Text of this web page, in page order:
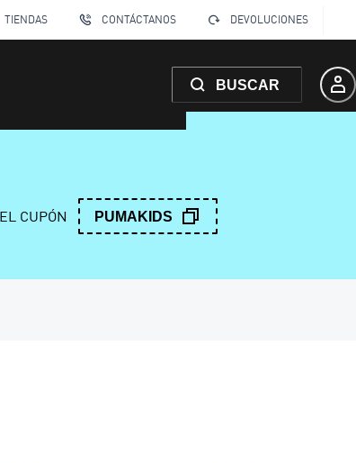
TIENDAS CONTÁCTANOS DEVOLUCIONES
BUSCAR
CUPÓN PUMAKIDS